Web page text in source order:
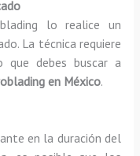
lo realice un
La técnica requiere
que debes buscar a
en México.
en la duración del